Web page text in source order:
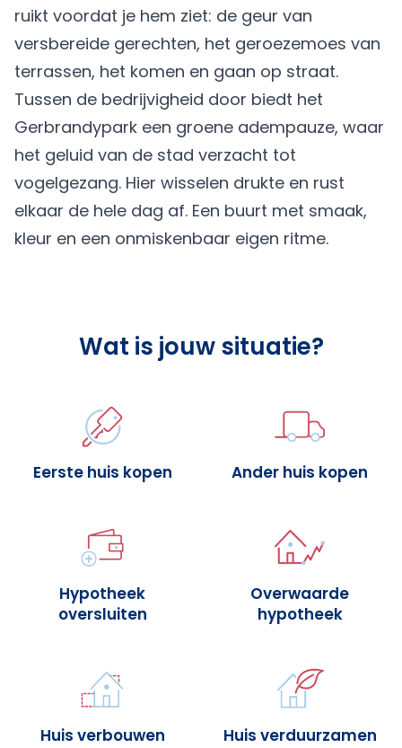
ruikt voordat je hem ziet: de geur van
versbereide gerechten, het geroezemoes van
terrassen, het komen en gaan op straat.
Tussen de bedrijvigheid door biedt het
Gerbrandypark een groene adempauze, waar
het geluid van de stad verzacht tot
vogelgezang. Hier wisselen drukte en rust
elkaar de hele dag af. Een buurt met smaak,
kleur en een onmiskenbaar eigen ritme.
Wat is jouw situatie?
Eerste huis kopen Ander huis kopen
Hypotheek
oversluiten
Overwaarde
hypotheek
Huis verbouwen Huis verduurzamen